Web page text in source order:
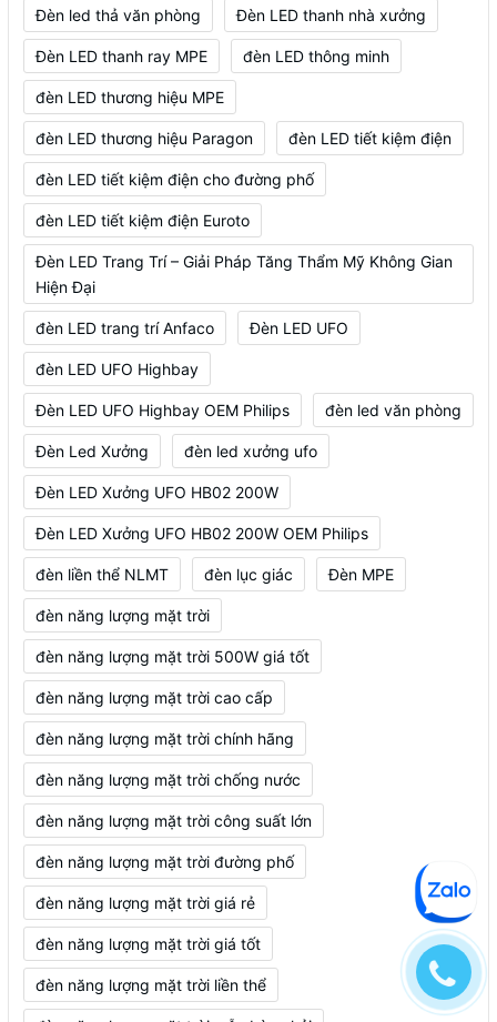
Đèn led thả văn phòng Đèn LED thanh nhà xưởng
Đèn LED thanh ray MPE đèn LED thông minh
đèn LED thương hiệu MPE
đèn LED thương hiệu Paragon đèn LED tiết kiệm điện
đèn LED tiết kiệm điện cho đường phố
đèn LED tiết kiệm điện Euroto
Đèn LED Trang Trí – Giải Pháp Tăng Thẩm Mỹ Không Gian
Hiện Đại
đèn LED trang trí Anfaco Đèn LED UFO
đèn LED UFO Highbay
Đèn LED UFO Highbay OEM Philips đèn led văn phòng
Đèn Led Xưởng đèn led xưởng ufo
Đèn LED Xưởng UFO HB02 200W
Đèn LED Xưởng UFO HB02 200W OEM Philips
đèn liền thể NLMT đèn lục giác Đèn MPE
đèn năng lượng mặt trời
đèn năng lượng mặt trời 500W giá tốt
đèn năng lượng mặt trời cao cấp
đèn năng lượng mặt trời chính hãng
đèn năng lượng mặt trời chống nước
đèn năng lượng mặt trời công suất lớn
đèn năng lượng mặt trời đường phố
đèn năng lượng mặt trời giá rẻ
đèn năng lượng mặt trời giá tốt
đèn năng lượng mặt trời liền thể